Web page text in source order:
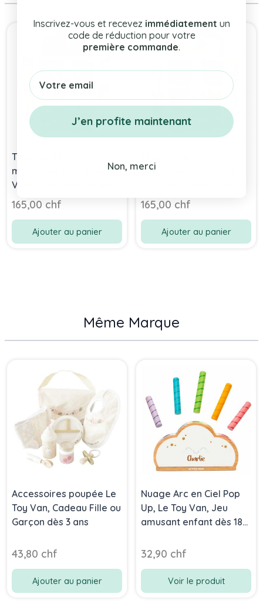
Press to skip carousel
Théâtre de
marionnettes pliable,
Vilac, Idée Cadeau Noel
dès 3 ans
165,00 chf
Ajouter au panier
marionnettes pliable,
Cadeau Noel dès 3 ans
165,00 chf
Ajouter au panier
Même Marque
Accessoires poupée Le
Toy Van, Cadeau Fille ou
Garçon dès 3 ans
43,80 chf
Ajouter au panier
Nuage Arc en Ciel Pop
Up, Le Toy Van, Jeu
amusant enfant dès 18
personnalisé
32,90 chf
Voir le produit
Inscrivez-vous et recevez immédiatement un
code de réduction pour votre
première commande.
Email
J’en profite maintenant
Non, merci